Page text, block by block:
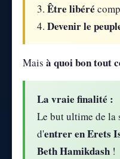
3. Être libéré
4. Devenir le
Mais à quoi bon tout
La vraie finalité :
Le but ultime de la
d'entrer en Erets
Beth Hamikdash !